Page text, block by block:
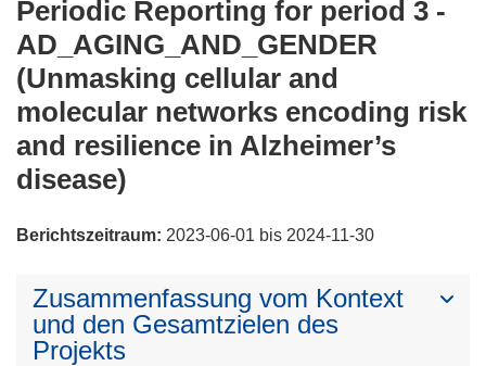
Periodic Reporting for period 3 -
AD_AGING_AND_GENDER
(Unmasking cellular and
molecular networks encoding risk
and resilience in Alzheimer’s
disease)
Berichtszeitraum: 2023-06-01 bis 2024-11-30
Zusammenfassung vom Kontext
und den Gesamtzielen des
Projekts